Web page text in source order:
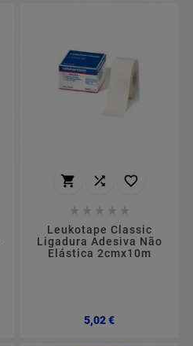
  
    
Leukotape Classic
Ligadura Adesiva Não
Elástica 2cmx10m
5,02 €Preço